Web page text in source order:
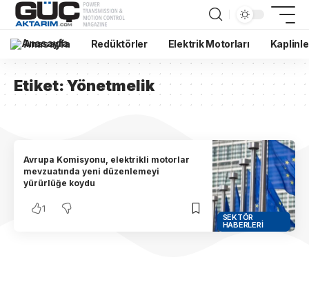
Anasayfa Redüktörler Elektrik Motorları
Etiket:Yönetmelik
SEKTÖR
HABERLERI
Avrupa Komisyonu, elektrikli motorlar
mevzuatında yeni düzenlemeyi
yürürlüğe koydu
1